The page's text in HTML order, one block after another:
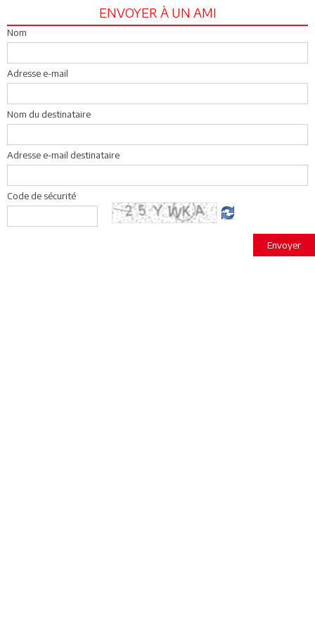
ENVOYER À UN AMI
Nom
Adresse e-mail
Nom du destinataire
Adresse e-mail destinataire
Code de sécurité
Envoyer